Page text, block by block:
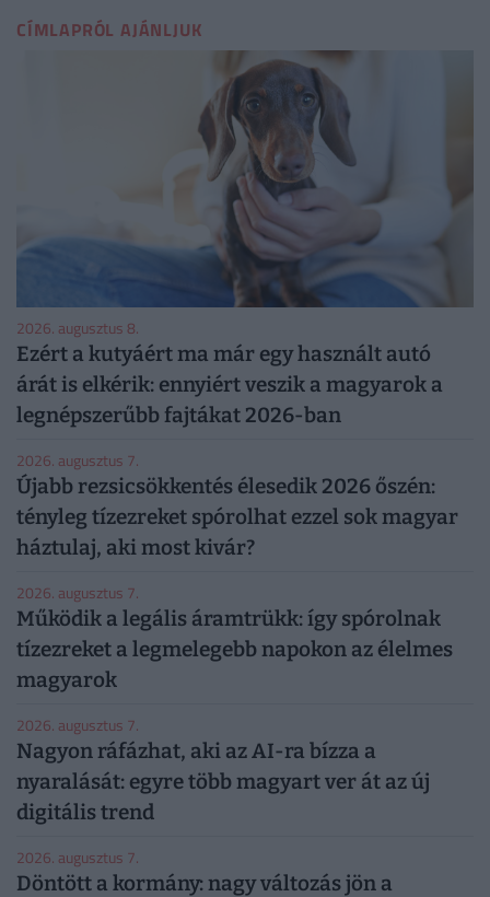
CÍMLAPRÓL AJÁNLJUK
2026. augusztus 8.
Ezért a kutyáért ma már egy használt autó
árát is elkérik: ennyiért veszik a magyarok a
legnépszerűbb fajtákat 2026-ban
2026. augusztus 7.
Újabb rezsicsökkentés élesedik 2026 őszén:
tényleg tízezreket spórolhat ezzel sok magyar
háztulaj, aki most kivár?
2026. augusztus 7.
Működik a legális áramtrükk: így spórolnak
tízezreket a legmelegebb napokon az élelmes
magyarok
2026. augusztus 7.
Nagyon ráfázhat, aki az AI-ra bízza a
nyaralását: egyre több magyart ver át az új
digitális trend
2026. augusztus 7.
Döntött a kormány: nagy változás jön a